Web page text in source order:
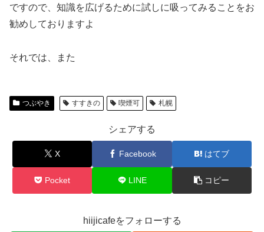
ですので、知識を広げるために試しに吸ってみることをお
勧めしておりますよ
それでは、また
つぶやき すすきの 喫煙可 札幌
シェアする
X Facebook はてブ
Pocket LINE コピー
hiijicafeをフォローする